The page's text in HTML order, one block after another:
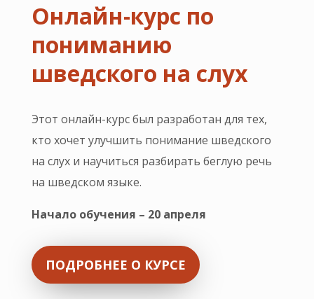
Онлайн-курс по
пониманию
шведского на слух
Этот онлайн-курс был разработан для тех,
кто хочет улучшить понимание шведского
на слух и научиться разбирать беглую речь
на шведском языке.
Начало обучения – 20 апреля
ПОДРОБНЕЕ О КУРСЕ